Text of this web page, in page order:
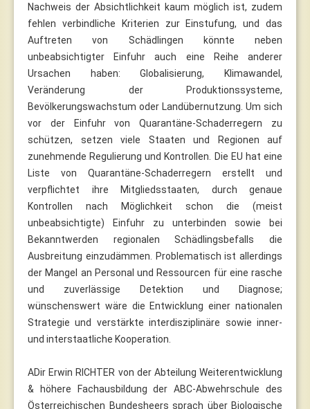
Nachweis der Absichtlichkeit kaum möglich ist, zudem
fehlen verbindliche Kriterien zur Einstufung, und das
Auftreten von Schädlingen könnte neben
unbeabsichtigter Einfuhr auch eine Reihe anderer
Ursachen haben: Globalisierung, Klimawandel,
Veränderung der Produktionssysteme,
Bevölkerungswachstum oder Landübernutzung. Um sich
vor der Einfuhr von Quarantäne-Schaderregern zu
schützen, setzen viele Staaten und Regionen auf
zunehmende Regulierung und Kontrollen. Die EU hat eine
Liste von Quarantäne-Schaderregern erstellt und
verpflichtet ihre Mitgliedsstaaten, durch genaue
Kontrollen nach Möglichkeit schon die (meist
unbeabsichtigte) Einfuhr zu unterbinden sowie bei
Bekanntwerden regionalen Schädlingsbefalls die
Ausbreitung einzudämmen. Problematisch ist allerdings
der Mangel an Personal und Ressourcen für eine rasche
und zuverlässige Detektion und Diagnose;
wünschenswert wäre die Entwicklung einer nationalen
Strategie und verstärkte interdisziplinäre sowie inner-
und interstaatliche Kooperation.
ADir Erwin RICHTER von der Abteilung Weiterentwicklung
& höhere Fachausbildung der ABC-Abwehrschule des
Österreichischen Bundesheers sprach über Biologische